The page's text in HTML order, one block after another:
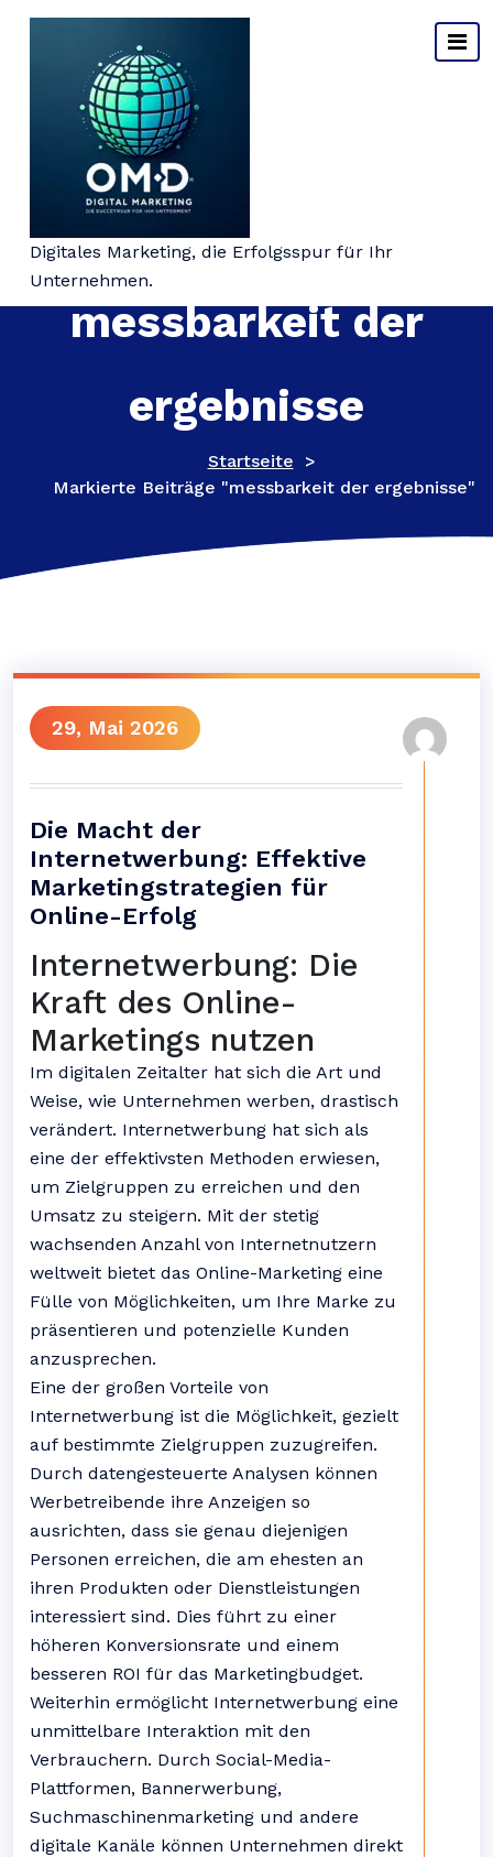
Digitales Marketing, die Erfolgsspur für Ihr
Unternehmen.
Schlagwort-Archiv:
messbarkeit der
ergebnisse
Startseite >
Markierte Beiträge "messbarkeit der ergebnisse"
29, Mai 2026
Die Macht der
Internetwerbung: Effektive
Marketingstrategien für
Online-Erfolg
Internetwerbung: Die
Kraft des Online-
Marketings nutzen
Im digitalen Zeitalter hat sich die Art und
Weise, wie Unternehmen werben, drastisch
verändert. Internetwerbung hat sich als
eine der effektivsten Methoden erwiesen,
um Zielgruppen zu erreichen und den
Umsatz zu steigern. Mit der stetig
wachsenden Anzahl von Internetnutzern
weltweit bietet das Online-Marketing eine
Fülle von Möglichkeiten, um Ihre Marke zu
präsentieren und potenzielle Kunden
anzusprechen.
Eine der großen Vorteile von
Internetwerbung ist die Möglichkeit, gezielt
auf bestimmte Zielgruppen zuzugreifen.
Durch datengesteuerte Analysen können
Werbetreibende ihre Anzeigen so
ausrichten, dass sie genau diejenigen
Personen erreichen, die am ehesten an
ihren Produkten oder Dienstleistungen
interessiert sind. Dies führt zu einer
höheren Konversionsrate und einem
besseren ROI für das Marketingbudget.
Weiterhin ermöglicht Internetwerbung eine
unmittelbare Interaktion mit den
Verbrauchern. Durch Social-Media-
Plattformen, Bannerwerbung,
Suchmaschinenmarketing und andere
digitale Kanäle können Unternehmen direkt